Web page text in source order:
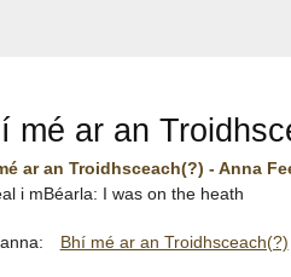
mé ar an
ar an Troidhsceach(?) - Anna
i mBéarla: I was on the heath
Bhí mé ar an Troidhsceach(?)